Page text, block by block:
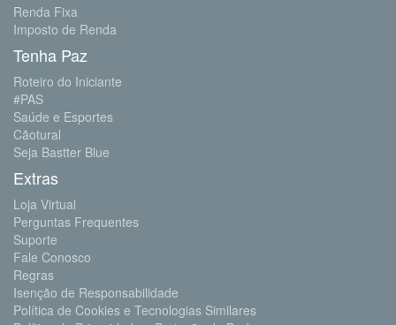
Renda Fixa
Imposto de Renda
Tenha Paz
Roteiro do Iniciante
#PAS
Saúde e Esportes
Cãotural
Seja Bastter Blue
Extras
Loja Virtual
Perguntas Frequentes
Suporte
Fale Conosco
Regras
Isenção de Responsabilidade
Política de Cookies e Tecnologias Similares